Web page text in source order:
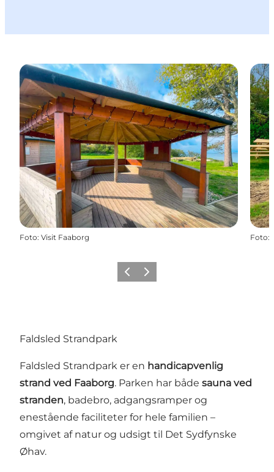
Foto: Visit Faaborg Foto:
Forrige billede
Næste billede
Faldsled Strandpark
Faldsled Strandpark er en handicapvenlig
strand ved Faaborg. Parken har både sauna ved
stranden, badebro, adgangsramper og
enestående faciliteter for hele familien –
omgivet af natur og udsigt til Det Sydfynske
Øhav.